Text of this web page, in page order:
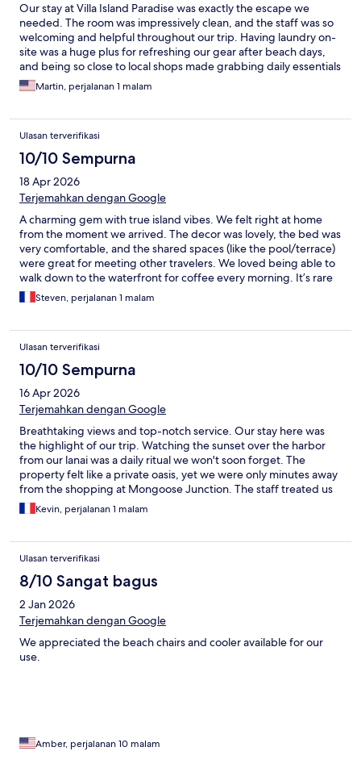
Our stay at Villa Island Paradise was exactly the escape we
needed. The room was impressively clean, and the staff was so
welcoming and helpful throughout our trip. Having laundry on-
site was a huge plus for refreshing our gear after beach days,
and being so close to local shops made grabbing daily essentials
a breeze. It’s a rare find that feels both high-end and totally
relaxed—we’re already planning our return!
Martin, perjalanan 1 malam
Ulasan terverifikasi
10/10 Sempurna
18 Apr 2026
Terjemahkan dengan Google
A charming gem with true island vibes. We felt right at home
from the moment we arrived. The decor was lovely, the bed was
very comfortable, and the shared spaces (like the pool/terrace)
were great for meeting other travelers. We loved being able to
walk down to the waterfront for coffee every morning. It’s rare
to find a place that feels this authentic and welcoming. Mahalo
for an amazing stay
Steven, perjalanan 1 malam
Ulasan terverifikasi
10/10 Sempurna
16 Apr 2026
Terjemahkan dengan Google
Breathtaking views and top-notch service. Our stay here was
the highlight of our trip. Watching the sunset over the harbor
from our lanai was a daily ritual we won't soon forget. The
property felt like a private oasis, yet we were only minutes away
from the shopping at Mongoose Junction. The staff treated us
with such warmth and provided everything we needed for our
beach days. If you're looking for luxury in Cruz Bay, this is it!
Kevin, perjalanan 1 malam
Ulasan terverifikasi
8/10 Sangat bagus
2 Jan 2026
Terjemahkan dengan Google
We appreciated the beach chairs and cooler available for our
use.
Amber, perjalanan 10 malam